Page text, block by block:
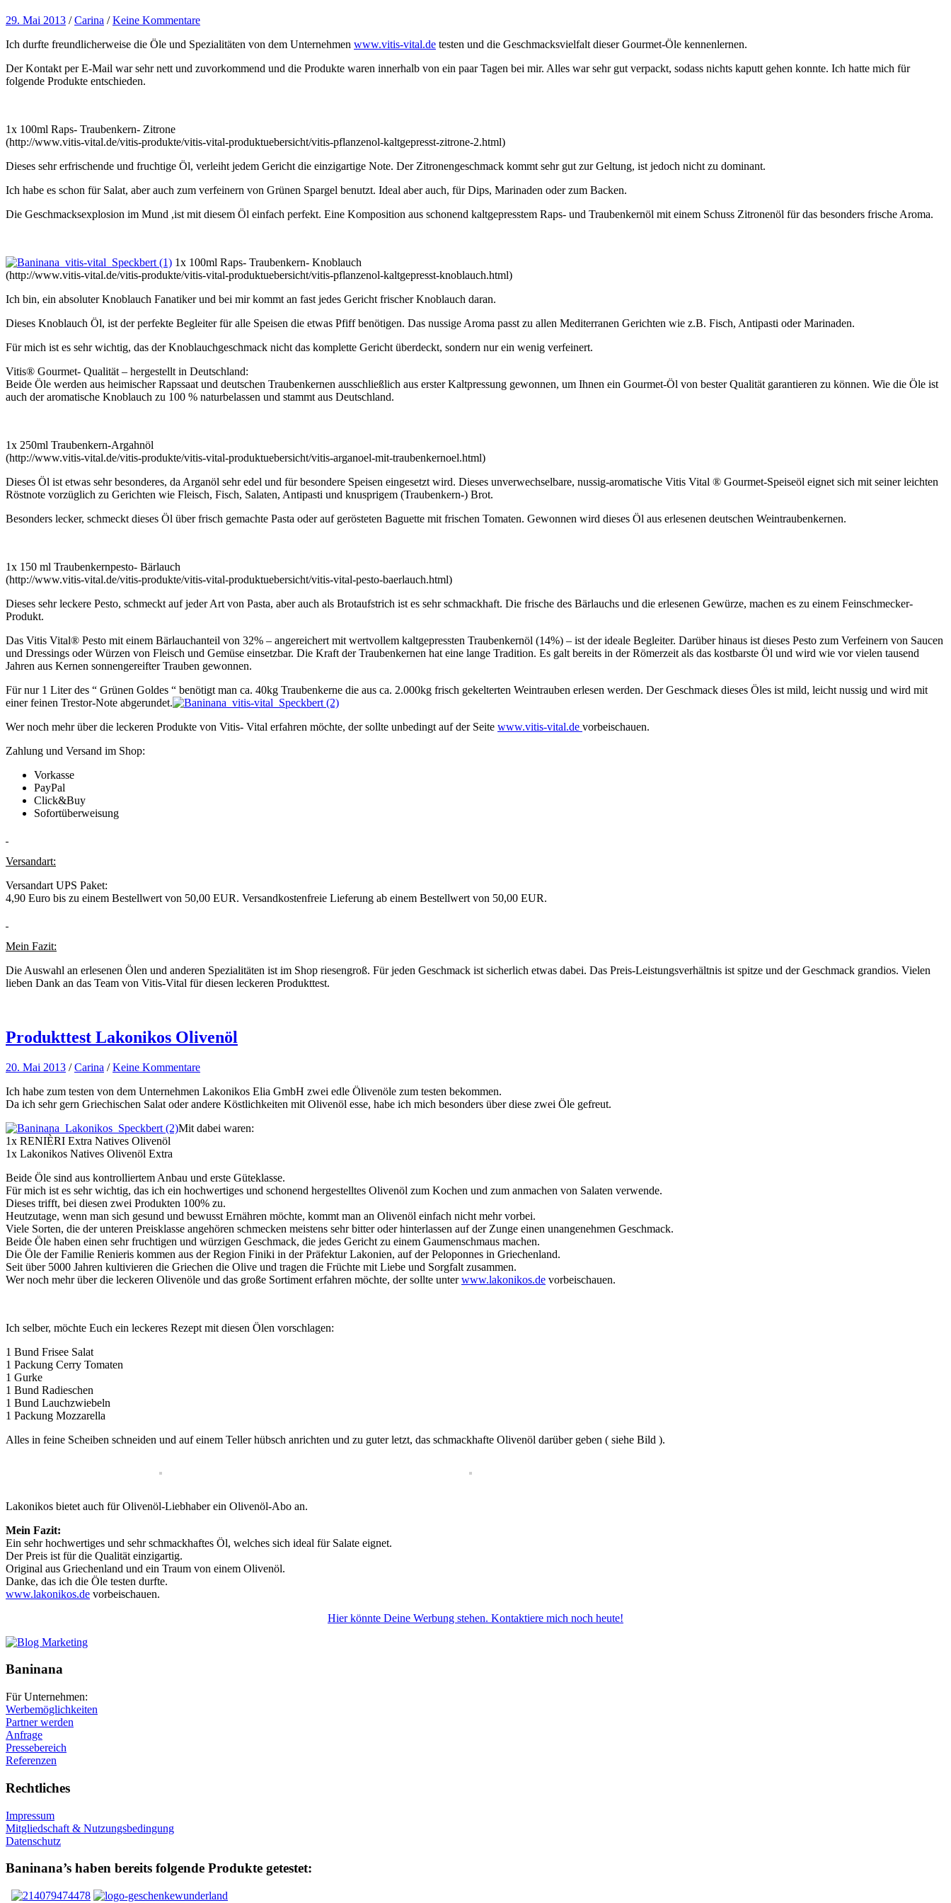
29. Mai 2013 /Carina /Keine Kommentare
Ich durfte freundlicherweise die Öle und Spezialitäten von dem Unternehmen www.vitis-vital.de testen und die Geschmacksvielfalt dieser Gourmet-Öle kennenlernen.
Der Kontakt per E-Mail war sehr nett und zuvorkommend und die Produkte waren innerhalb von ein paar Tagen bei mir. Alles war sehr gut verpackt, sodass nichts kaputt gehen konnte. Ich hatte mich für
folgende Produkte entschieden.
1x 100ml Raps- Traubenkern- Zitrone
(http://www.vitis-vital.de/vitis-produkte/vitis-vital-produktuebersicht/vitis-pflanzenol-kaltgepresst-zitrone-2.html)
Dieses sehr erfrischende und fruchtige Öl, verleiht jedem Gericht die einzigartige Note. Der Zitronengeschmack kommt sehr gut zur Geltung, ist jedoch nicht zu dominant.
Ich habe es schon für Salat, aber auch zum verfeinern von Grünen Spargel benutzt. Ideal aber auch, für Dips, Marinaden oder zum Backen.
Die Geschmacksexplosion im Mund ,ist mit diesem Öl einfach perfekt. Eine Komposition aus schonend kaltgepresstem Raps- und Traubenkernöl mit einem Schuss Zitronenöl für das besonders frische Aroma.
1x 100ml Raps- Traubenkern- Knoblauch
(http://www.vitis-vital.de/vitis-produkte/vitis-vital-produktuebersicht/vitis-pflanzenol-kaltgepresst-knoblauch.html)
Ich bin, ein absoluter Knoblauch Fanatiker und bei mir kommt an fast jedes Gericht frischer Knoblauch daran.
Dieses Knoblauch Öl, ist der perfekte Begleiter für alle Speisen die etwas Pfiff benötigen. Das nussige Aroma passt zu allen Mediterranen Gerichten wie z.B. Fisch, Antipasti oder Marinaden.
Für mich ist es sehr wichtig, das der Knoblauchgeschmack nicht das komplette Gericht überdeckt, sondern nur ein wenig verfeinert.
Vitis® Gourmet- Qualität – hergestellt in Deutschland:
Beide Öle werden aus heimischer Rapssaat und deutschen Traubenkernen ausschließlich aus erster Kaltpressung gewonnen, um Ihnen ein Gourmet-Öl von bester Qualität garantieren zu können. Wie die Öle ist
auch der aromatische Knoblauch zu 100 % naturbelassen und stammt aus Deutschland.
1x 250ml Traubenkern-Argahnöl
(http://www.vitis-vital.de/vitis-produkte/vitis-vital-produktuebersicht/vitis-arganoel-mit-traubenkernoel.html)
Dieses Öl ist etwas sehr besonderes, da Arganöl sehr edel und für besondere Speisen eingesetzt wird. Dieses unverwechselbare, nussig-aromatische Vitis Vital ® Gourmet-Speiseöl eignet sich mit seiner leichten
Röstnote vorzüglich zu Gerichten wie Fleisch, Fisch, Salaten, Antipasti und knusprigem (Traubenkern-) Brot.
Besonders lecker, schmeckt dieses Öl über frisch gemachte Pasta oder auf gerösteten Baguette mit frischen Tomaten. Gewonnen wird dieses Öl aus erlesenen deutschen Weintraubenkernen.
1x 150 ml Traubenkernpesto- Bärlauch
(http://www.vitis-vital.de/vitis-produkte/vitis-vital-produktuebersicht/vitis-vital-pesto-baerlauch.html)
Dieses sehr leckere Pesto, schmeckt auf jeder Art von Pasta, aber auch als Brotaufstrich ist es sehr schmackhaft. Die frische des Bärlauchs und die erlesenen Gewürze, machen es zu einem Feinschmecker-
Produkt.
Das Vitis Vital® Pesto mit einem Bärlauchanteil von 32% – angereichert mit wertvollem kaltgepressten Traubenkernöl (14%) – ist der ideale Begleiter. Darüber hinaus ist dieses Pesto zum Verfeinern von Saucen
und Dressings oder Würzen von Fleisch und Gemüse einsetzbar. Die Kraft der Traubenkernen hat eine lange Tradition. Es galt bereits in der Römerzeit als das kostbarste Öl und wird wie vor vielen tausend
Jahren aus Kernen sonnengereifter Trauben gewonnen.
Für nur 1 Liter des “ Grünen Goldes “ benötigt man ca. 40kg Traubenkerne die aus ca. 2.000kg frisch gekelterten Weintrauben erlesen werden. Der Geschmack dieses Öles ist mild, leicht nussig und wird mit
einer feinen Trestor-Note abgerundet.
Wer noch mehr über die leckeren Produkte von Vitis- Vital erfahren möchte, der sollte unbedingt auf der Seite www.vitis-vital.de vorbeischauen.
Zahlung und Versand im Shop:
Vorkasse
PayPal
Click&Buy
Sofortüberweisung
Versandart:
Versandart UPS Paket:
4,90 Euro bis zu einem Bestellwert von 50,00 EUR. Versandkostenfreie Lieferung ab einem Bestellwert von 50,00 EUR.
Mein Fazit:
Die Auswahl an erlesenen Ölen und anderen Spezialitäten ist im Shop riesengroß. Für jeden Geschmack ist sicherlich etwas dabei. Das Preis-Leistungsverhältnis ist spitze und der Geschmack grandios. Vielen
lieben Dank an das Team von Vitis-Vital für diesen leckeren Produkttest.
Produkttest Lakonikos Olivenöl
20. Mai 2013 /Carina /Keine Kommentare
Ich habe zum testen von dem Unternehmen Lakonikos Elia GmbH zwei edle Ölivenöle zum testen bekommen.
Da ich sehr gern Griechischen Salat oder andere Köstlichkeiten mit Olivenöl esse, habe ich mich besonders über diese zwei Öle gefreut.
Mit dabei waren:
1x RENIÈRI Extra Natives Olivenöl
1x Lakonikos Natives Olivenöl Extra
Beide Öle sind aus kontrolliertem Anbau und erste Güteklasse.
Für mich ist es sehr wichtig, das ich ein hochwertiges und schonend hergestelltes Olivenöl zum Kochen und zum anmachen von Salaten verwende.
Dieses trifft, bei diesen zwei Produkten 100% zu.
Heutzutage, wenn man sich gesund und bewusst Ernähren möchte, kommt man an Olivenöl einfach nicht mehr vorbei.
Viele Sorten, die der unteren Preisklasse angehören schmecken meistens sehr bitter oder hinterlassen auf der Zunge einen unangenehmen Geschmack.
Beide Öle haben einen sehr fruchtigen und würzigen Geschmack, die jedes Gericht zu einem Gaumenschmaus machen.
Die Öle der Familie Renieris kommen aus der Region Finiki in der Präfektur Lakonien, auf der Peloponnes in Griechenland.
Seit über 5000 Jahren kultivieren die Griechen die Olive und tragen die Früchte mit Liebe und Sorgfalt zusammen.
Wer noch mehr über die leckeren Olivenöle und das große Sortiment erfahren möchte, der sollte unterwww.lakonikos.de vorbeischauen.
Ich selber, möchte Euch ein leckeres Rezept mit diesen Ölen vorschlagen:
1 Bund Frisee Salat
1 Packung Cerry Tomaten
1 Gurke
1 Bund Radieschen
1 Bund Lauchzwiebeln
1 Packung Mozzarella
Alles in feine Scheiben schneiden und auf einem Teller hübsch anrichten und zu guter letzt, das schmackhafte Olivenöl darüber geben ( siehe Bild ).
Lakonikos bietet auch für Olivenöl-Liebhaber ein Olivenöl-Abo an.
Mein Fazit:
Ein sehr hochwertiges und sehr schmackhaftes Öl, welches sich ideal für Salate eignet.
Der Preis ist für die Qualität einzigartig.
Original aus Griechenland und ein Traum von einem Olivenöl.
Danke, das ich die Öle testen durfte.
www.lakonikos.de vorbeischauen.
Hier könnte Deine Werbung stehen. Kontaktiere mich noch heute!
Baninana
Für Unternehmen:
Werbemöglichkeiten
Partner werden
Anfrage
Pressebereich
Referenzen
Rechtliches
Impressum
Mitgliedschaft & Nutzungsbedingung
Datenschutz
Baninana’s haben bereits folgende Produkte getestet: